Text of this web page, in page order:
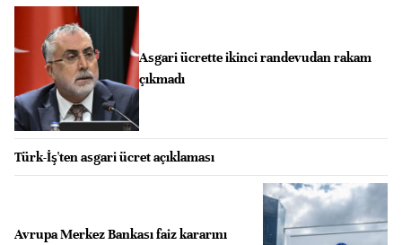
Asgari ücrette ikinci randevudan rakam
çıkmadı
Türk-İş'ten asgari ücret açıklaması
Avrupa Merkez Bankası faiz kararını